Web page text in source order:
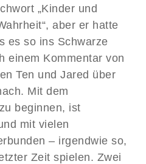
„Kinder und
aber er hatte
es so ins Schwarze
einem Kommentar von
Ten und Jared über
Mit dem
beginnen, ist
mit vielen
– irgendwie so,
Zeit spielen. Zwei